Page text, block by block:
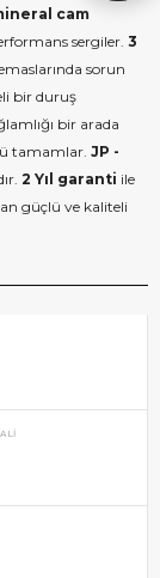
cam
sergiler. 3
sorun
bir duruş
bir arada
tamamlar. JP -
2 Yıl garanti ile
güçlü ve kaliteli